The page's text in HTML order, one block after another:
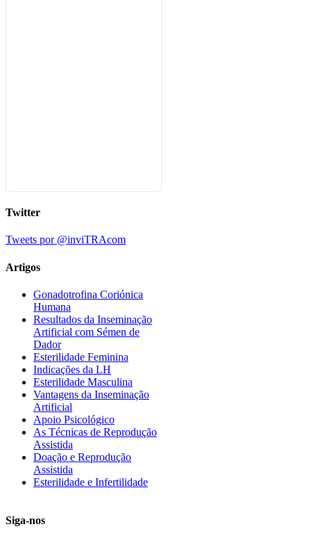
Twitter
Tweets por @inviTRAcom
Artigos
Gonadotrofina Coriónica
Humana
Resultados da Inseminação
Artificial com Sémen de
Dador
Esterilidade Feminina
Indicações da LH
Esterilidade Masculina
Vantagens da Inseminação
Artificial
Apoio Psicológico
As Técnicas de Reprodução
Assistida
Doação e Reprodução
Assistida
Esterilidade e Infertilidade
Siga-nos